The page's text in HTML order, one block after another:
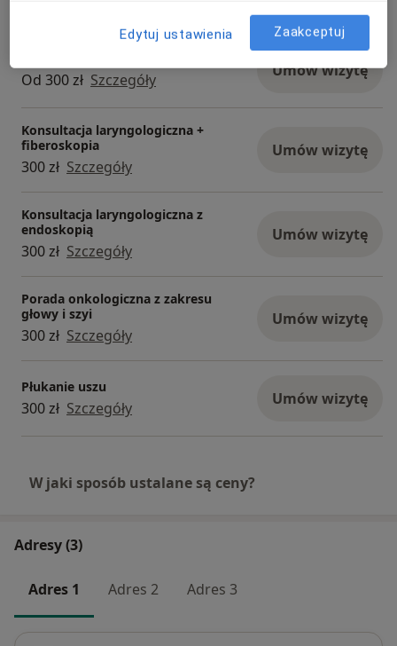
Od 300 zł Szczegóły Umów wizytę
Konsultacja laryngologiczna +
fiberoskopia
300 zł Szczegóły
Umów wizytę
Konsultacja laryngologiczna z
endoskopią
300 zł Szczegóły
Umów wizytę
Porada onkologiczna z zakresu
głowy i szyi
300 zł Szczegóły
Umów wizytę
Płukanie uszu
300 zł Szczegóły Umów wizytę
W jaki sposób ustalane są ceny?
Adresy (3)
Adres 1 Adres 2 Adres 3
Edytuj ustawienia Zaakceptuj